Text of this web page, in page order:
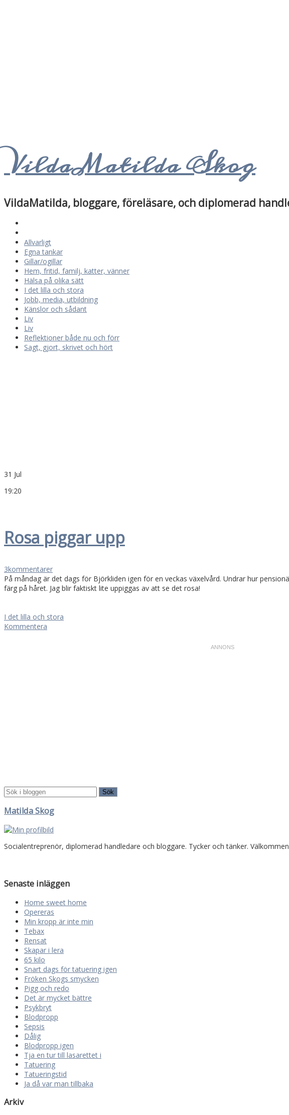
VildaMatilda Skog
VildaMatilda, bloggare, föreläsare, och diplomerad
Allvarligt
Egna tankar
Gillar/ogillar
Hem, fritid, familj, katter, vänner
Hälsa på olika sätt
I det lilla och stora
Jobb, media, utbildning
Känslor och sådant
Liv
Liv
Reflektioner både nu och förr
Sagt, gjort, skrivet och hört
31 Jul
19:20
Rosa piggar upp
3kommentarer
På måndag är det dags för Björkliden igen för en veckas växelvård. Undrar hur
färg på håret. Jag blir faktiskt lite uppiggas av att se det rosa!
I det lilla och stora
Kommentera
Matilda Skog
Socialentreprenör, diplomerad handledare och bloggare. Tycker och tänker.
Senaste inläggen
Home sweet home
Opereras
Min kropp är inte min
Tebax
Rensat
Skapar i lera
65 kilo
Snart dags för tatuering igen
Fröken Skogs smycken
Pigg och redo
Det är mycket bättre
Psykbryt
Blodpropp
Sepsis
Dålig
Blodpropp igen
Tja en tur till lasarettet i
Tatuering
Tatueringstid
Ja då var man tillbaka
Arkiv